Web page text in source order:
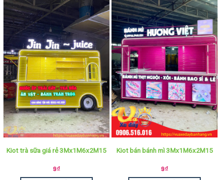
Kiot trà sữa giá rẻ 3Mx1M6x2M15
9₫
Kiot bán bánh mì 3Mx1M6x2M15
9₫